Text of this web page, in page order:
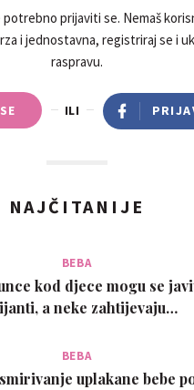
prijaviti se. Nemaš
i jednostavna, registriraj se i
raspravu.
ILI
NAJČITANIJE
BEBA
kod djece mogu se
a neke zahtijevaju…
BEBA
uplakane bebe